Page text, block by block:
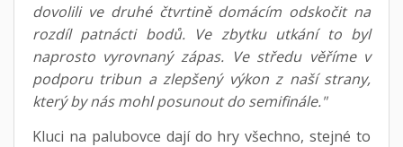
dovolili ve druhé čtvrtině domácím odskočit na
rozdíl patnácti bodů. Ve zbytku utkání to byl
naprosto vyrovnaný zápas. Ve středu věříme v
podporu tribun a zlepšený výkon z naší strany,
který by nás mohl posunout do semifinále."
Kluci na palubovce dají do hry všechno, stejné to